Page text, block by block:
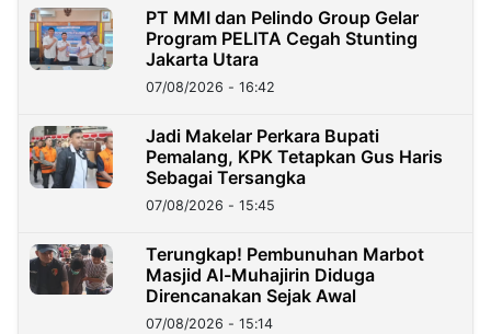
PT MMI dan Pelindo Group Gelar
Program PELITA Cegah Stunting
Jakarta Utara
07/08/2026 - 16:42
Jadi Makelar Perkara Bupati
Pemalang, KPK Tetapkan Gus Haris
Sebagai Tersangka
07/08/2026 - 15:45
Terungkap! Pembunuhan Marbot
Masjid Al-Muhajirin Diduga
Direncanakan Sejak Awal
07/08/2026 - 15:14